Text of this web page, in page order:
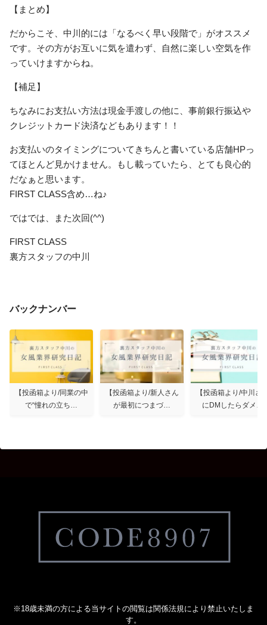
【まとめ】
だからこそ、中川的には「なるべく早い段階で」がオススメ
です。その方がお互いに気を遣わず、自然に楽しい空気を作
っていけますからね。
【補足】
ちなみにお支払い方法は現金手渡しの他に、事前銀行振込や
クレジットカード決済などもあります！！
お支払いのタイミングについてきちんと書いている店舗HPっ
てほとんど見かけません。もし載っていたら、とても良心的
だなぁと思います。
FIRST CLASS含め…ね♪
ではでは、また次回(^^)
FIRST CLASS
裏方スタッフの中川
バックナンバー
【投函箱より/同業の中
で“憧れの立ち…
【投函箱より/新人さん
が最初につまづ…
【投函箱より/中川さ
にDMしたらダメ…
※18歳未満の方による当サイトの閲覧は関係法規により禁止いたしま
す。